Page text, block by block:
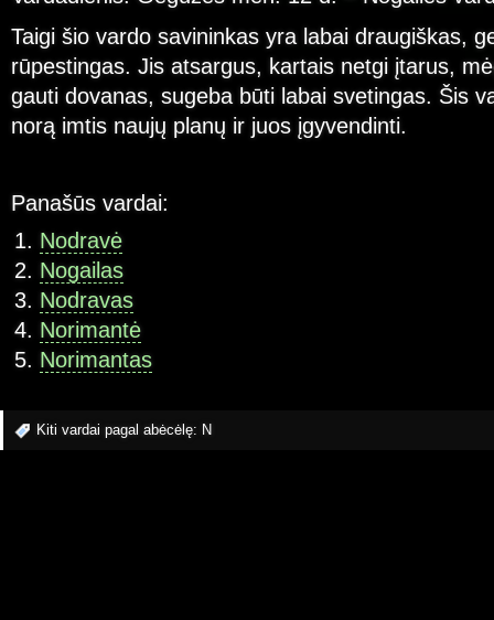
Taigi šio vardo savininkas yra labai draugiškas,
rūpestingas. Jis atsargus, kartais netgi įtarus,
gauti dovanas, sugeba būti labai svetingas. Šis
norą imtis naujų planų ir juos įgyvendinti.
Panašūs vardai:
Nodravė
Nogailas
Nodravas
Norimantė
Norimantas
Kiti vardai pagal abėcėlę: N